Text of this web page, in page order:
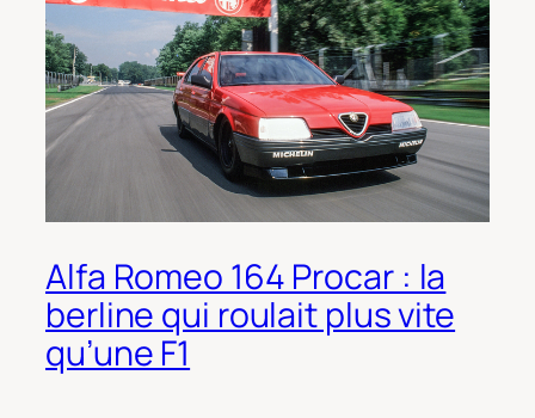
Alfa Romeo 164 Procar : la
berline qui roulait plus vite
qu’une F1